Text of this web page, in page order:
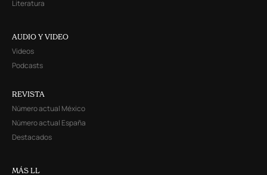
Literatura
AUDIO Y VIDEO
Videos
Podcasts
REVISTA
Número actual México
Número actual España
Destacados
MÁS LL